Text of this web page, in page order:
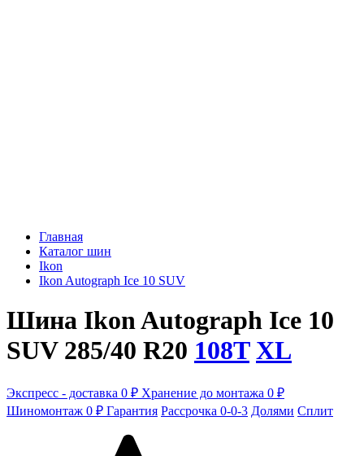
Главная
Каталог шин
Ikon
Ikon Autograph Ice 10 SUV
Шина Ikon Autograph Ice 10
SUV 285/40 R20 108T XL
Экспресс - доставка 0 ₽ Хранение до монтажа 0 ₽
Шиномонтаж 0 ₽ Гарантия Рассрочка 0-0-3 Долями Сплит